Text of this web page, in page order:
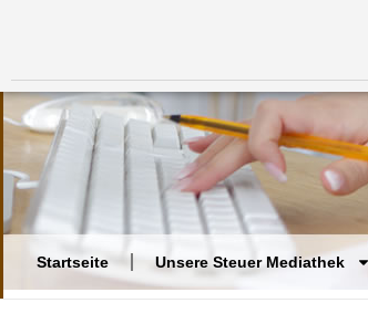
Startseite Unsere Steuer Mediathek